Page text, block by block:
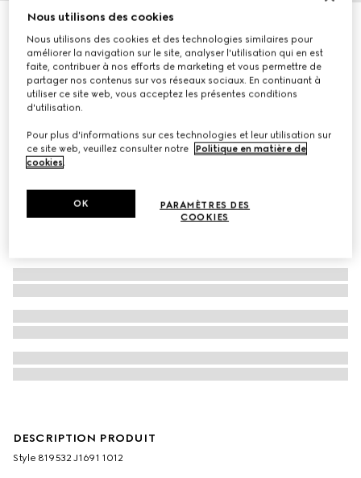
Lunettes de soleil rondes
CA$455
Déclinaisons noir
DESCRIPTION PRODUIT
Style ‎819532 J1691 1012
Nous utilisons des cookies
Nous utilisons des cookies et des technologies similaires pour
améliorer la navigation sur le site, analyser l'utilisation qui en est
faite, contribuer à nos efforts de marketing et vous permettre de
partager nos contenus sur vos réseaux sociaux. En continuant à
utiliser ce site web, vous acceptez les présentes conditions
d'utilisation.
Pour plus d'informations sur ces technologies et leur utilisation sur
ce site web, veuillez consulter notre
Politique en matière de
cookies.
PARAMÈTRES DES
COOKIES
OK